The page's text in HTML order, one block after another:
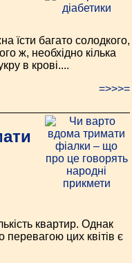
їсти багато солодкого,
ж, необхідно кілька
в крові....
=>>>=
квартир. Однак
перевагою цих квітів є